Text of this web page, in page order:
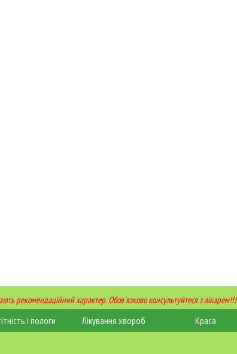
рекомендаційний характер. Обов'язково консультуйтеся з лікарем!!!
і пологи Лікування хвороб Краса